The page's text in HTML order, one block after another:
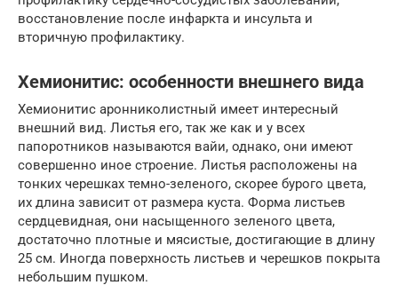
восстановление после инфаркта и инсульта и
вторичную профилактику.
Хемионитис: особенности внешнего вида
Хемионитис аронниколистный имеет интересный
внешний вид. Листья его, так же как и у всех
папоротников называются вайи, однако, они имеют
совершенно иное строение. Листья расположены на
тонких черешках темно-зеленого, скорее бурого цвета,
их длина зависит от размера куста. Форма листьев
сердцевидная, они насыщенного зеленого цвета,
достаточно плотные и мясистые, достигающие в длину
25 см. Иногда поверхность листьев и черешков покрыта
небольшим пушком.